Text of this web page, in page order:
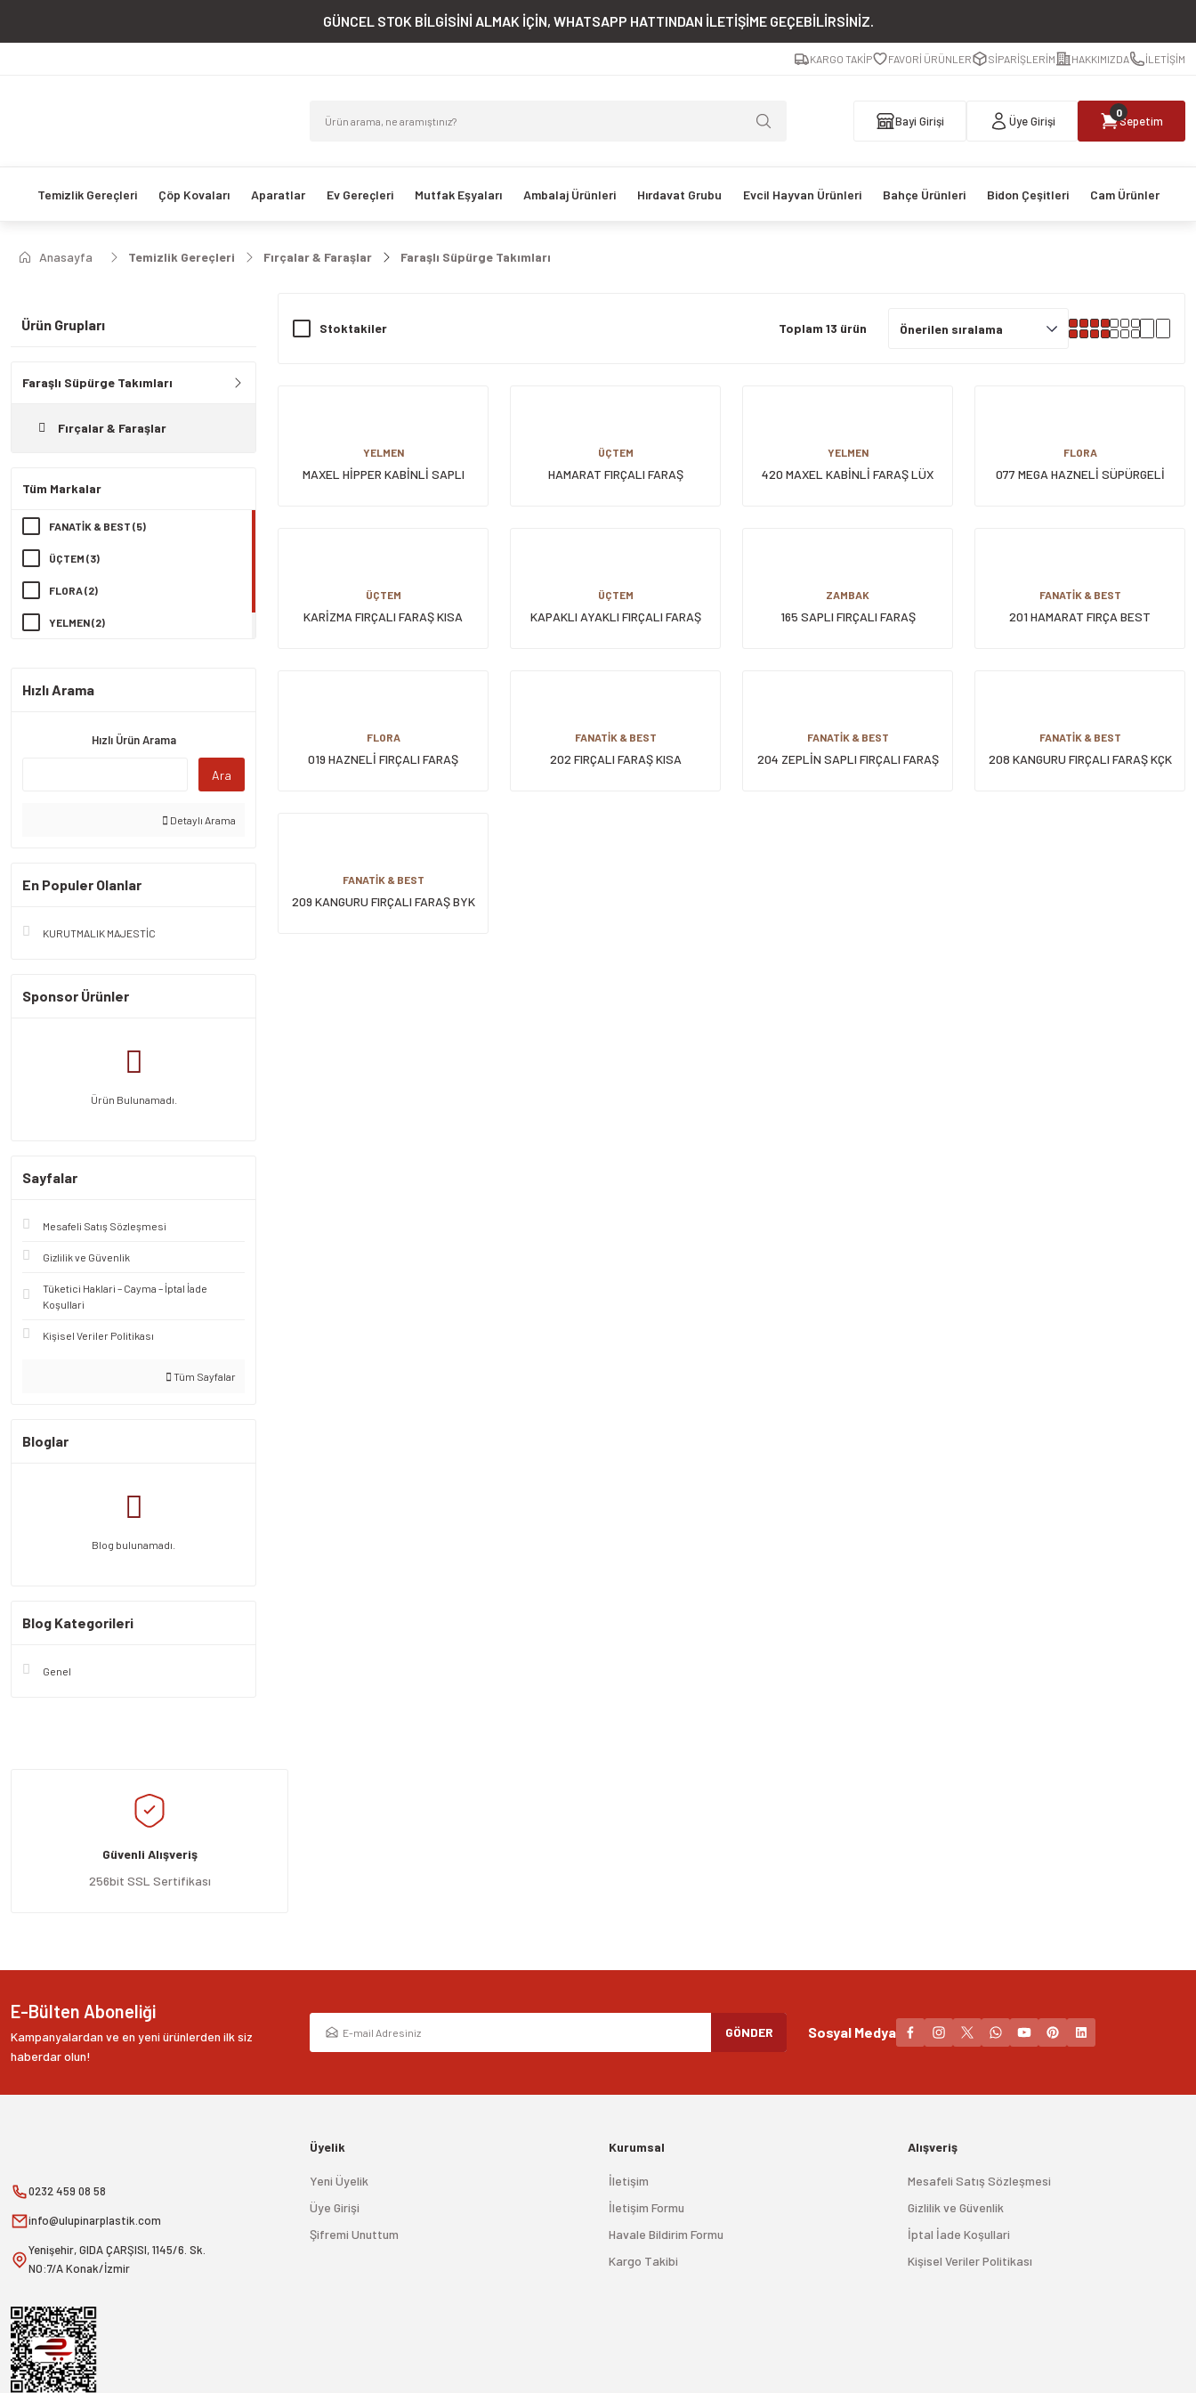
GÜNCEL STOK BİLGİSİNİ ALMAK İÇİN, WHATSAPP HATTINDAN İLETİŞİME GEÇEBİLİRSİNİZ.
KARGO TAKİP FAVORİ ÜRÜNLER SİPARİŞLERİM HAKKIMIZDA İLETİŞİM
Bayi Girişi Üye Girişi
0
Sepetim
Temizlik Gereçleri Çöp Kovaları Aparatlar Ev Gereçleri Mutfak Eşyaları Ambalaj Ürünleri Hırdavat Grubu Evcil Hayvan Ürünleri Bahçe Ürünleri Bidon Çeşitleri Cam Ürünler
Anasayfa Temizlik Gereçleri Fırçalar & Faraşlar Faraşlı Süpürge Takımları
Ürün Grupları
Faraşlı Süpürge Takımları
Fırçalar & Faraşlar
Tüm Markalar
FANATİK & BEST (5)
ÜÇTEM (3)
FLORA (2)
YELMEN (2)
Hızlı Arama
Hızlı Ürün Arama
Ara
Detaylı Arama
En Populer Olanlar
KURUTMALIK MAJESTİC
Sponsor Ürünler
Ürün Bulunamadı.
Sayfalar
Mesafeli Satış Sözleşmesi
Gizlilik ve Güvenlik
Tüketici Haklari – Cayma – İptal İade
Koşullari
Kişisel Veriler Politikası
Tüm Sayfalar
Bloglar
Blog bulunamadı.
Blog Kategorileri
Genel
Stoktakiler Toplam 13 ürün
YELMEN
MAXEL HİPPER KABİNLİ SAPLI
ÜÇTEM
HAMARAT FIRÇALI FARAŞ
YELMEN
420 MAXEL KABİNLİ FARAŞ LÜX
FLORA
077 MEGA HAZNELİ SÜPÜRGELİ
ÜÇTEM
KARİZMA FIRÇALI FARAŞ KISA
ÜÇTEM
KAPAKLI AYAKLI FIRÇALI FARAŞ
ZAMBAK
165 SAPLI FIRÇALI FARAŞ
FANATİK & BEST
201 HAMARAT FIRÇA BEST
FLORA
019 HAZNELİ FIRÇALI FARAŞ
FANATİK & BEST
202 FIRÇALI FARAŞ KISA
FANATİK & BEST
204 ZEPLİN SAPLI FIRÇALI FARAŞ
FANATİK & BEST
208 KANGURU FIRÇALI FARAŞ KÇK
FANATİK & BEST
209 KANGURU FIRÇALI FARAŞ BYK
Güvenli Alışveriş
256bit SSL Sertifikası
E-Bülten Aboneliği
Kampanyalardan ve en yeni ürünlerden ilk siz
haberdar olun!
GÖNDER Sosyal Medya
0232 459 08 58
info@ulupinarplastik.com
Yenişehir, GIDA ÇARŞISI, 1145/6. Sk.
NO:7/A Konak/İzmir
Üyelik
Yeni Üyelik
Üye Girişi
Şifremi Unuttum
Kurumsal
İletişim
İletişim Formu
Havale Bildirim Formu
Kargo Takibi
Alışveriş
Mesafeli Satış Sözleşmesi
Gizlilik ve Güvenlik
İptal İade Koşullari
Kişisel Veriler Politikası